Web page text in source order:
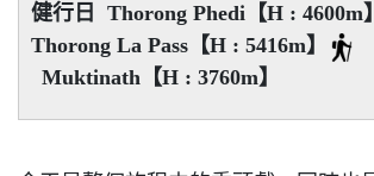
健行日 Thorong Phedi【H : 4600m】
Thorong La Pass【H : 5416m】
Muktinath【H : 3760m】